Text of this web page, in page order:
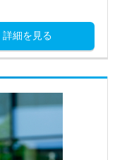
詳細を見る